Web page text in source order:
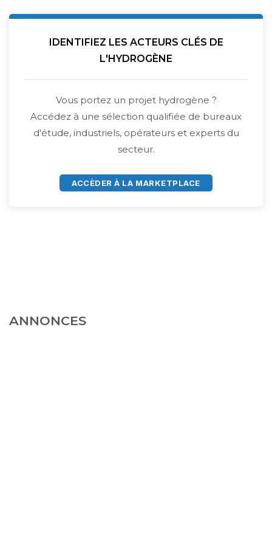
IDENTIFIEZ LES ACTEURS CLÉS DE
L'HYDROGÈNE
Vous portez un projet hydrogène ?
Accédez à une sélection qualifiée de bureaux
d'étude, industriels, opérateurs et experts du
secteur.
ACCÈDER À LA MARKETPLACE
ANNONCES